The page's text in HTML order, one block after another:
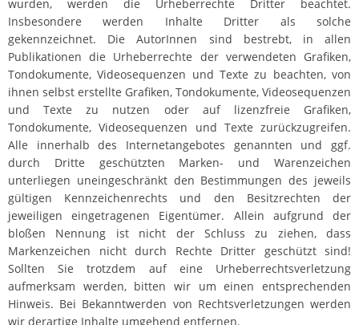
wurden, werden die Urheberrechte Dritter beachtet.
Insbesondere werden Inhalte Dritter als solche
gekennzeichnet. Die AutorInnen sind bestrebt, in allen
Publikationen die Urheberrechte der verwendeten Grafiken,
Tondokumente, Videosequenzen und Texte zu beachten, von
ihnen selbst erstellte Grafiken, Tondokumente, Videosequenzen
und Texte zu nutzen oder auf lizenzfreie Grafiken,
Tondokumente, Videosequenzen und Texte zurückzugreifen.
Alle innerhalb des Internetangebotes genannten und ggf.
durch Dritte geschützten Marken- und Warenzeichen
unterliegen uneingeschränkt den Bestimmungen des jeweils
gültigen Kennzeichenrechts und den Besitzrechten der
jeweiligen eingetragenen Eigentümer. Allein aufgrund der
bloßen Nennung ist nicht der Schluss zu ziehen, dass
Markenzeichen nicht durch Rechte Dritter geschützt sind!
Sollten Sie trotzdem auf eine Urheberrechtsverletzung
aufmerksam werden, bitten wir um einen entsprechenden
Hinweis. Bei Bekanntwerden von Rechtsverletzungen werden
wir derartige Inhalte umgehend entfernen.